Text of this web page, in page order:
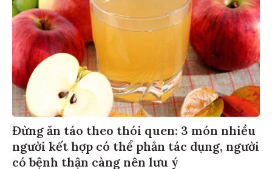
Đừng ăn táo theo thói quen: 3 món nhiều
người kết hợp có thể phản tác dụng, người
có bệnh thận càng nên lưu ý